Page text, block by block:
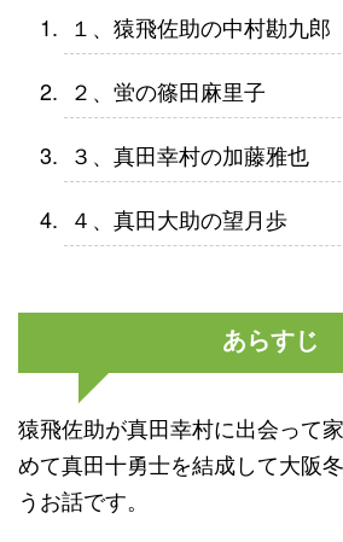
１、猿飛佐助の中村勘九郎
２、蛍の篠田麻里子
３、真田幸村の加藤雅也
４、真田大助の望月歩
あらすじ
猿飛佐助が真田幸村に出会って
めて真田十勇士を結成して大阪
うお話です。